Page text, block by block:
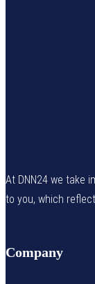
At DNN24 we take
to you, which
Company